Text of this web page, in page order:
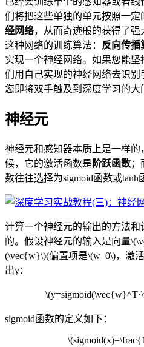
们将把这些单独的单元按照一
经网络，从而奇迹般的获得了
这种网络的训练算法： 反向传播
实现一个神经网络。如果您能
们用自己实现的神经网络去识别
您即将双手触及到深度学习的大
神经元
神经元和感知器本质上是一样
候，它的激活函数是 阶跃函数；
数往往选择为sigmoid函数或tanh
计算一个神经元的输出的方法
的。假设神经元的输入是向量
(\vec{w}\)(偏置项是\(w_0\)，激
出y：
sigmoid函数的定义如下：